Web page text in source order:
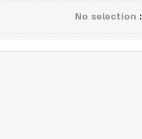
:
No selection